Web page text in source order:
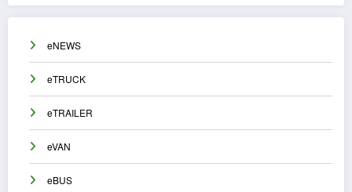
eNEWS
eTRUCK
eTRAILER
eVAN
eBUS